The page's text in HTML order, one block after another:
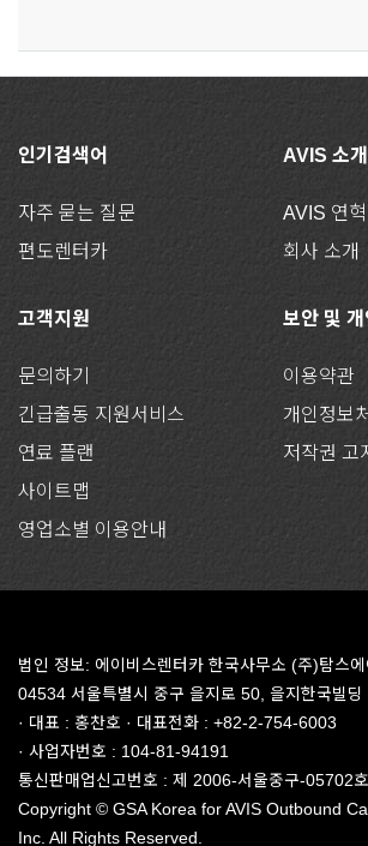
인기검색어
자주 묻는 질문
편도렌터카
AVIS 소개
AVIS 연혁
회사 소개
고객지원
문의하기
긴급출동 지원서비스
연료 플랜
사이트맵
영업소별 이용안내
보안 및
이용약관
개인정보
저작권 고
법인 정보: 에이비스렌터카 한국사무소 (주)탐스
04534 서울특별시 중구 을지로 50, 을지한국빌딩
· 대표 : 홍찬호 · 대표전화 : +82-2-754-6003
· 사업자번호 : 104-81-94191
통신판매업신고번호 : 제 2006-서울중구-05702호
Copyright © GSA Korea for AVIS Outbound
Inc. All Rights Reserved.